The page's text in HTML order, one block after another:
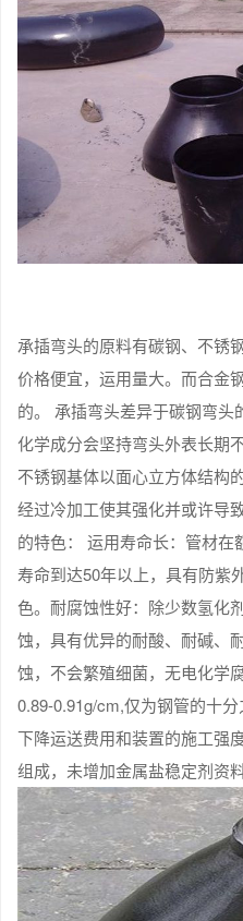
承插弯头的原料有碳钢、不锈
价格便宜，运用量大。而合金
的。 承插弯头差异于碳钢弯
化学成分会坚持弯头外表长期
不锈钢基体以面心立方体结构
经过冷加工使其强化并或许导
的特色： 运用寿命长：管材
寿命到达50年以上，具有防紫
色。耐腐蚀性好：除少数氢化
蚀，具有优异的耐酸、耐碱、
蚀，不会繁殖细菌，无电化学
0.89-0.91g/cm,仅为钢管的十
下降运送费用和装置的施工强
组成，未增加金属盐稳定剂资